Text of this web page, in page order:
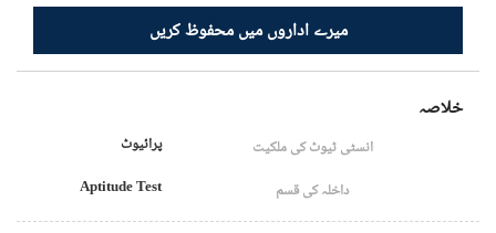
میرے اداروں میں محفوظ کریں
خلاصہ
انسٹی ٹیوٹ کی ملکیت
پرائیوٹ
داخلہ کی قسم
Aptitude Test